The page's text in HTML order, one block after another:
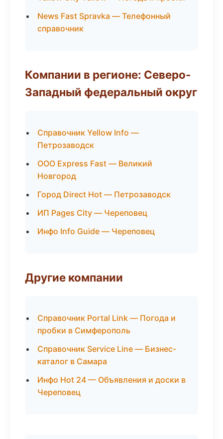
News Fast Spravka — Телефонный
справочник
Компании в регионе: Северо-
Западный федеральный округ
Справочник Yellow Info —
Петрозаводск
ООО Express Fast — Великий
Новгород
Город Direct Hot — Петрозаводск
ИП Pages City — Череповец
Инфо Info Guide — Череповец
Другие компании
Справочник Portal Link — Погода и
пробки в Симферополь
Справочник Service Line — Бизнес-
каталог в Самара
Инфо Hot 24 — Объявления и доски в
Череповец